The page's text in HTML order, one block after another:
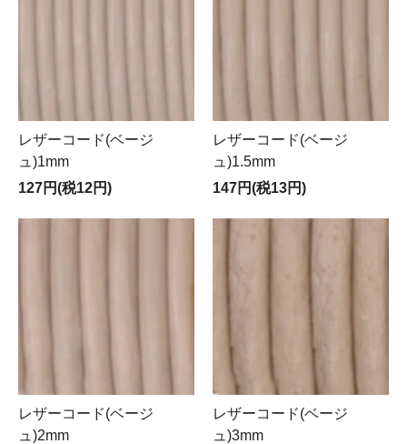
レザーコード(ベージ
ュ)1mm
127円(税12円)
レザーコード(ベージ
ュ)1.5mm
147円(税13円)
レザーコード(ベージ
ュ)2mm
レザーコード(ベージ
ュ)3mm